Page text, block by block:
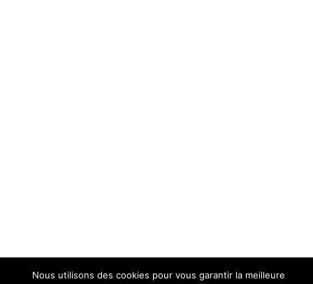
Nous utilisons des cookies pour vous garantir la meilleure